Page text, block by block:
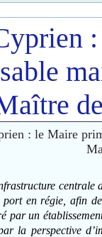
centrale
en régie, afin
par un
la perspective